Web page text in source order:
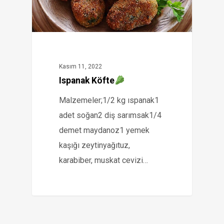
Kasım 11, 2022
Ispanak Köfte
Malzemeler;1/2 kg ıspanak1
adet soğan2 diş sarımsak1/4
demet maydanoz1 yemek
kaşığı zeytinyağıtuz,
karabiber, muskat cevizi…